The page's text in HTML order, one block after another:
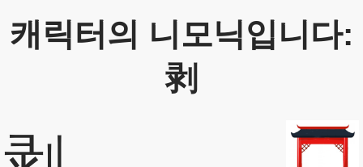
캐릭터의 니모닉입니다:
剥